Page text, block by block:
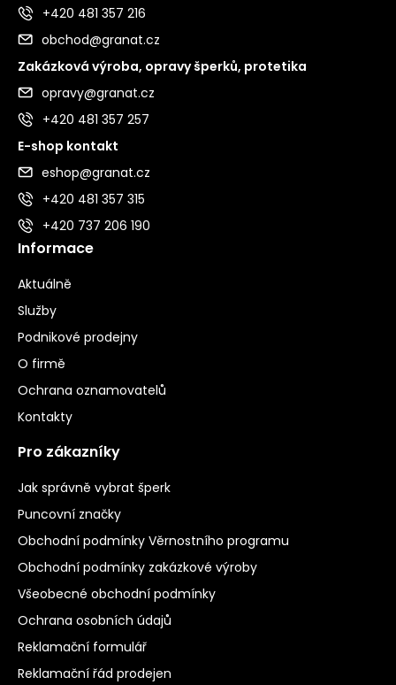
+420 481 357 216
obchod@granat.cz
Zakázková výroba, opravy šperků, protetika
opravy@granat.cz
+420 481 357 257
E-shop kontakt
eshop@granat.cz
+420 481 357 315
+420 737 206 190
Informace
Aktuálně
Služby
Podnikové prodejny
O firmě
Ochrana oznamovatelů
Kontakty
Pro zákazníky
Jak správně vybrat šperk
Puncovní značky
Obchodní podmínky Věrnostního programu
Obchodní podmínky zakázkové výroby
Všeobecné obchodní podmínky
Ochrana osobních údajů
Reklamační formulář
Reklamační řád prodejen